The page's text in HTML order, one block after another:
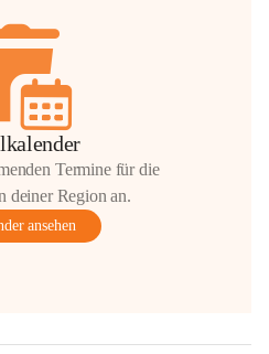
Termine für die
deiner Region an.
ansehen